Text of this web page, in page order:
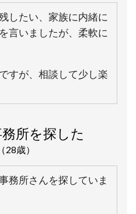
したい、家族に内緒に
言いましたが、柔軟に
すが、相談して少し楽
所を探した
歳）
務所さんを探していま